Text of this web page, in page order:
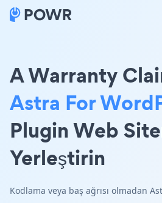
A Warranty
Astra For
Plugin Web
Yerleştirin
Kodlama veya baş ağrısı olmadan